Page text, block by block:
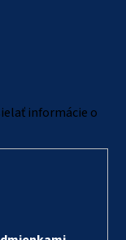
informácie o